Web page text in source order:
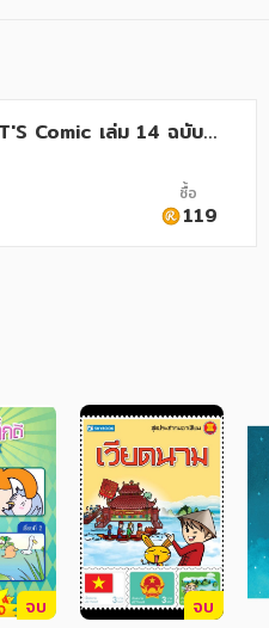
Comic เล่ม 14 ฉบับ
ซื้อ
119
จบ
จบ